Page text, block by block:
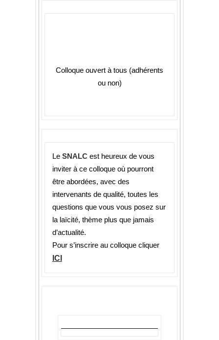
Colloque ouvert à tous (adhérents
ou non)
Le SNALC est heureux de vous
inviter à ce colloque où pourront
être abordées, avec des
intervenants de qualité, toutes les
questions que vous vous posez sur
la laïcité, thème plus que jamais
d’actualité.
Pour s’inscrire au colloque cliquer
ICI